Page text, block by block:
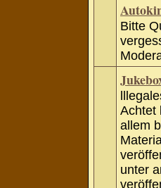
Bitte
Achtet
allem
unter